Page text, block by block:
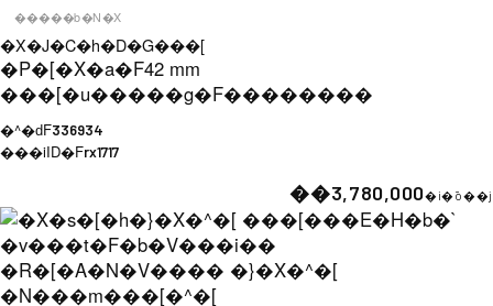
�����b�N�X
�X�J�C�h�D�G���[
�P�[�X�a�F42 mm
���[�u�����g�F��������
�^�ԁF336934
���iID�Frx1717
��3,780,000�i�ō��j